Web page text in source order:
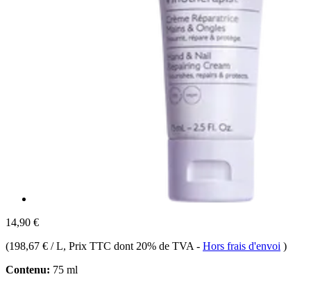
14,90 €
(198,67 € / L, Prix TTC dont 20% de TVA - Hors frais d'envoi )
Contenu: 75 ml